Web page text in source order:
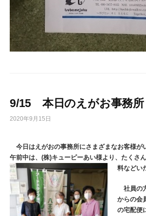
9/15 本日のえがお事務所
2020年9月15日
今日はえがおの事務所にさまざまなお客様が
午前中は、(株)キューピーあい様より、たくさ
料などい
社員の
からの会
の宅配便